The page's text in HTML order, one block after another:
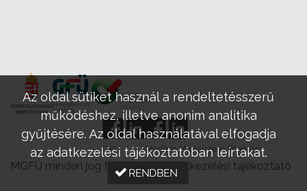
GFÜ Modern Mintaüzem Program
MGFÜ minden jog fenntartva |Adatkezelési tájékoztató
Az oldal sütiket használ a rendeltetésszerű
működéshez, illetve anonim analitika
gyűjtésére. Az oldal használatával elfogadja
az adatkezelési tájékoztatóban leírtakat.
RENDBEN